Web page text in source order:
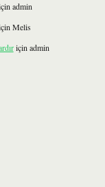
admin
Melis
için admin